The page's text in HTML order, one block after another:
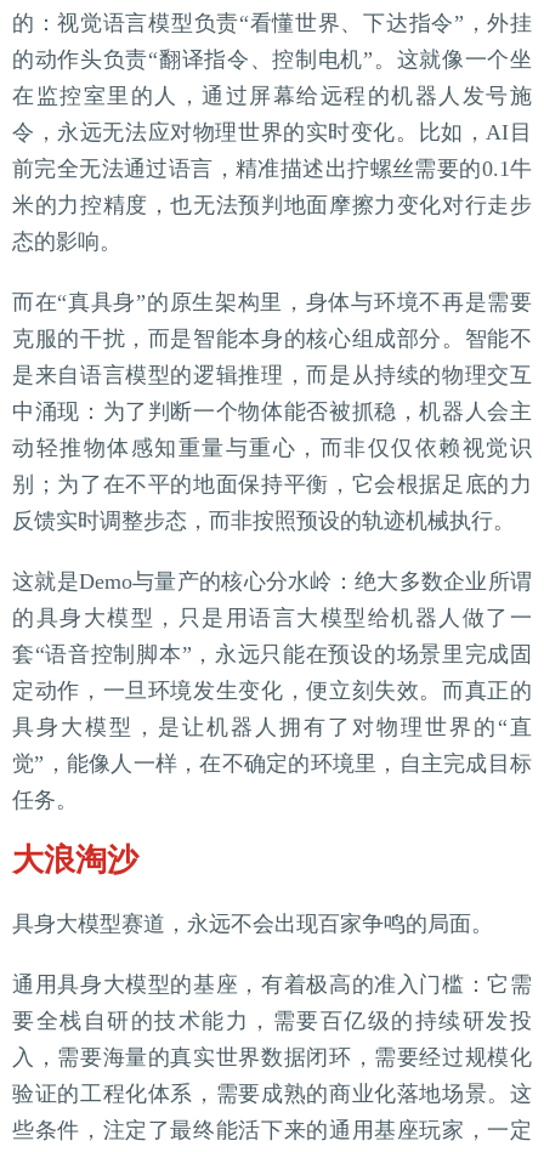
的：视觉语言模型负责“看懂世界、下达指令”，外挂
的动作头负责“翻译指令、控制电机”。这就像一个坐
在监控室里的人，通过屏幕给远程的机器人发号施
令，永远无法应对物理世界的实时变化。比如，AI目
前完全无法通过语言，精准描述出拧螺丝需要的0.1牛
米的力控精度，也无法预判地面摩擦力变化对行走步
态的影响。
而在“真具身”的原生架构里，身体与环境不再是需要
克服的干扰，而是智能本身的核心组成部分。智能不
是来自语言模型的逻辑推理，而是从持续的物理交互
中涌现：为了判断一个物体能否被抓稳，机器人会主
动轻推物体感知重量与重心，而非仅仅依赖视觉识
别；为了在不平的地面保持平衡，它会根据足底的力
反馈实时调整步态，而非按照预设的轨迹机械执行。
这就是Demo与量产的核心分水岭：绝大多数企业所谓
的具身大模型，只是用语言大模型给机器人做了一
套“语音控制脚本”，永远只能在预设的场景里完成固
定动作，一旦环境发生变化，便立刻失效。而真正的
具身大模型，是让机器人拥有了对物理世界的“直
觉”，能像人一样，在不确定的环境里，自主完成目标
任务。
大浪淘沙
具身大模型赛道，永远不会出现百家争鸣的局面。
通用具身大模型的基座，有着极高的准入门槛：它需
要全栈自研的技术能力，需要百亿级的持续研发投
入，需要海量的真实世界数据闭环，需要经过规模化
验证的工程化体系，需要成熟的商业化落地场景。这
些条件，注定了最终能活下来的通用基座玩家，一定